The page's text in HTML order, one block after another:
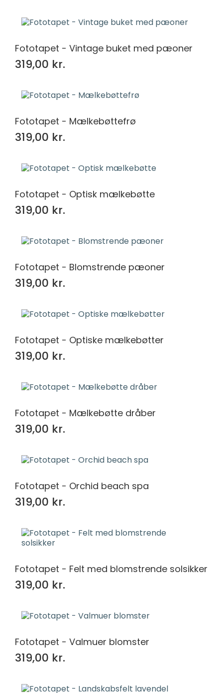
Fototapet - Vintage buket med pæoner
319,00 kr.
Fototapet - Mælkebøttefrø
319,00 kr.
Fototapet - Optisk mælkebøtte
319,00 kr.
Fototapet - Blomstrende pæoner
319,00 kr.
Fototapet - Optiske mælkebøtter
319,00 kr.
Fototapet - Mælkebøtte dråber
319,00 kr.
Fototapet - Orchid beach spa
319,00 kr.
Fototapet - Felt med blomstrende solsikker
319,00 kr.
Fototapet - Valmuer blomster
319,00 kr.